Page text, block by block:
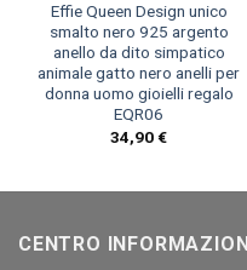
Effie Queen Design unico
smalto nero 925 argento
anello da dito simpatico
animale gatto nero anelli per
donna uomo gioielli regalo
EQR06
34,90€
CENTRO INFORMAZIONI